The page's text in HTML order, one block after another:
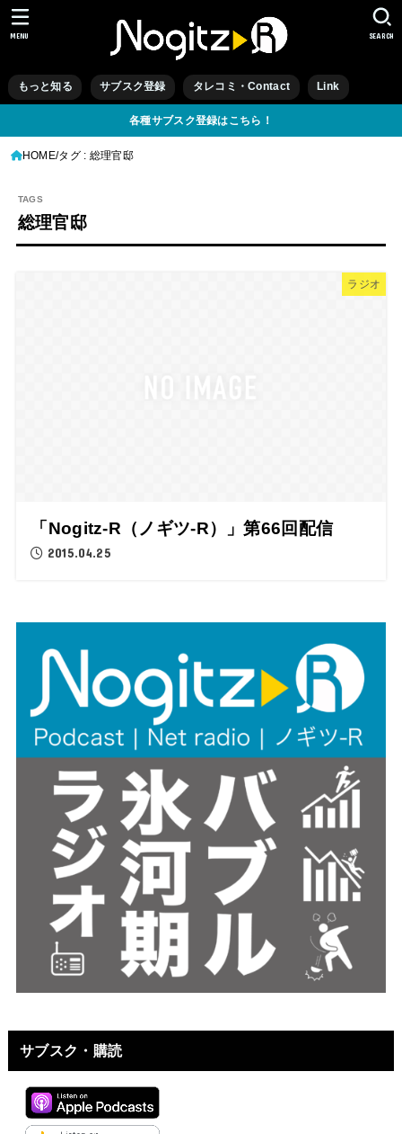
もっと知る サブスク登録 タレコミ・Contact Link
SEARCH
MENU
各種サブスク登録はこちら！
HOME タグ : 総理官邸
総理官邸
ラジオ
「Nogitz-R（ノギツ-R）」第66回配信
2015.04.25
サブスク・購読